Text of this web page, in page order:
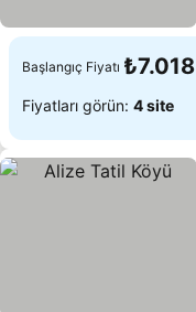
Başlangıç Fiyatı ₺7.018
Fiyatları görün: 4 site